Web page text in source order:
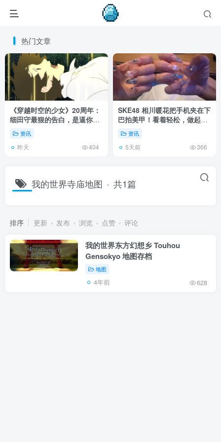
热门文章
《穿越时空的少女》20周年：
细田守最狠的告白，是逼你承
认有些夏天回不去了！
资讯
昨天 404
SKE48 相川暖花把手机夹在下
巴拍美甲！看着轻松，做起来
全是硬功夫！
资讯
5天前 366
我的世界寺庙地图 共1篇
排序 更新 发布 浏览 点赞 评论
我的世界东方幻想乡 Touhou
Gensokyo 地图存档
地图
4年前 628